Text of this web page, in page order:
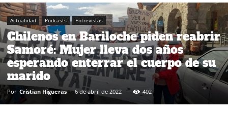
Actualidad Podcasts Entrevistas
Chilenos en Bariloche piden reabrir
Samoré: Mujer lleva dos años
esperando enterrar el cuerpo de su
marido
Por Cristian Higueras - 6 de abril de 2022 402